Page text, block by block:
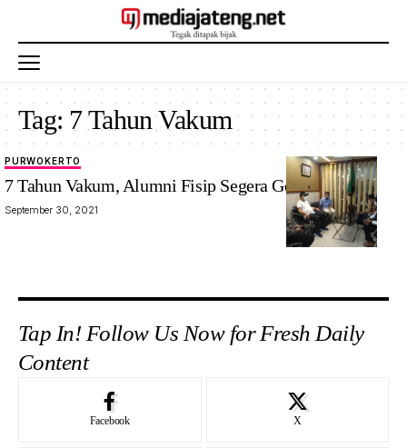
Tag: 7 Tahun Vakum
PURWOKERTO
7 Tahun Vakum, Alumni Fisip Segera Gelar Munas
September 30, 2021
Tap In! Follow Us Now for Fresh Daily
Content
Facebook X